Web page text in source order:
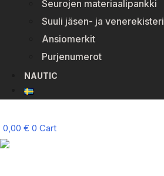
Seurojen materiaalipankki
Suuli jäsen- ja venerekisteri
Ansiomerkit
Purjenumerot
NAUTIC
0,00 € 0 Cart